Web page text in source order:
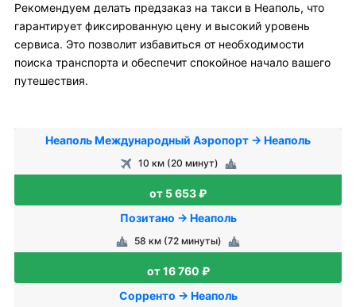
Рекомендуем делать предзаказ на такси в Неаполь, что
гарантирует фиксированную цену и высокий уровень
сервиса. Это позволит избавиться от необходимости
поиска транспорта и обеспечит спокойное начало вашего
путешествия.
Неаполь Международный Аэропорт → Неаполь
10 км (20 минут)
от 5 653 ₽
Позитано → Неаполь
58 км (72 минуты)
от 16 760 ₽
Сорренто → Неаполь